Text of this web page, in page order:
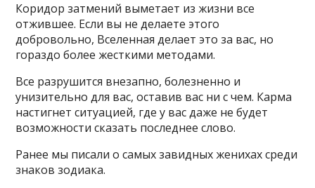
Коридор затмений выметает из жизни все
отжившее. Если вы не делаете этого
добровольно, Вселенная делает это за вас, но
гораздо более жесткими методами.
Все разрушится внезапно, болезненно и
унизительно для вас, оставив вас ни с чем. Карма
настигнет ситуацией, где у вас даже не будет
возможности сказать последнее слово.
Ранее мы писали о самых завидных женихах среди
знаков зодиака.